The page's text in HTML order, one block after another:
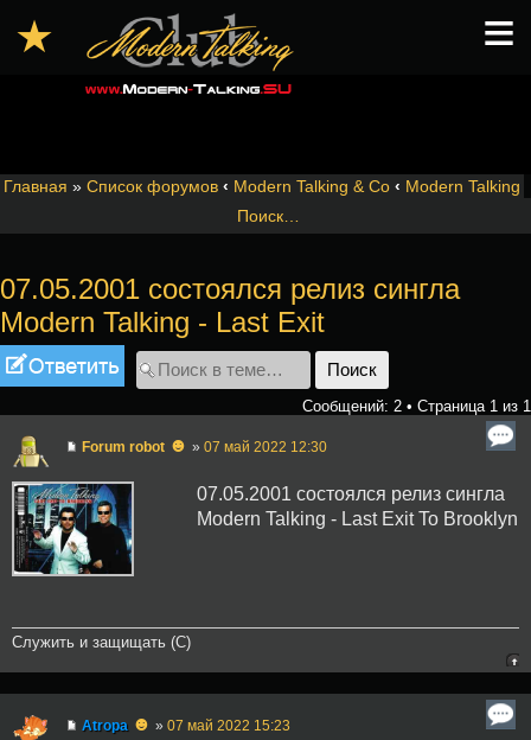
Главная » Список форумов ‹ Modern Talking & Co ‹ Modern Talking
Поиск…
07.05.2001 состоялся релиз сингла
Modern Talking - Last Exit
Ответить
Сообщений: 2 • Страница 1 из 1
Forum robot ☻ » 07 май 2022 12:30
07.05.2001 состоялся релиз сингла
Modern Talking - Last Exit To Brooklyn
Служить и защищать (С)
Atropa ☻ » 07 май 2022 15:23
★ ≡